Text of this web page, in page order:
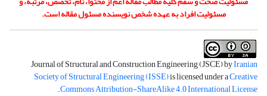
مسئولیت افراد به عهده شخص نویسنده مسئول مقاله است.
Journal of Structural and Construction Engineering (JSCE) byIranian
Society of Structural Engineering (ISSE)is licensed under aCreative
Commons Attribution-ShareAlike 4.0 International License
.